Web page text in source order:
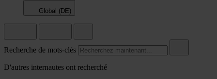
Global (DE)
Recherche de mots-clés
D'autres internautes ont recherché